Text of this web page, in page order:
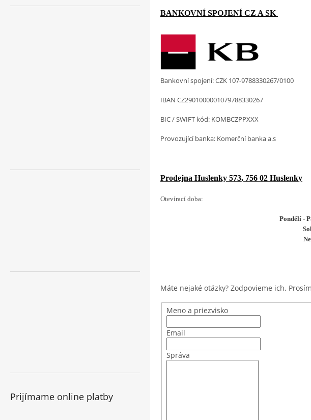
Prijímame online platby
BANKOVNÍ SPOJENÍ CZ A SK
Bankovní spojení: CZK 107-9788330267/0100
IBAN CZ2901000001079788330267
BIC / SWIFT kód: KOMBCZPPXXX
Provozující banka: Komerční banka a.s
Prodejna Huslenky 573, 756 02 Huslenky
Otevírací doba:
Pondělí -
Máte nejaké otázky? Zodpovieme ich.
Meno a priezvisko
Email
Správa